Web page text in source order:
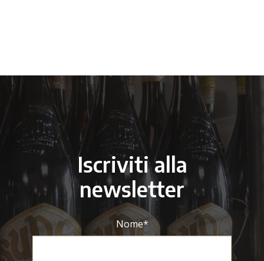
Iscriviti alla
newsletter
Nome*